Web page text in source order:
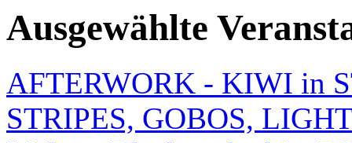
Ausgewählte
AFTERWORK - KIWI in
STRIPES, GOBOS,